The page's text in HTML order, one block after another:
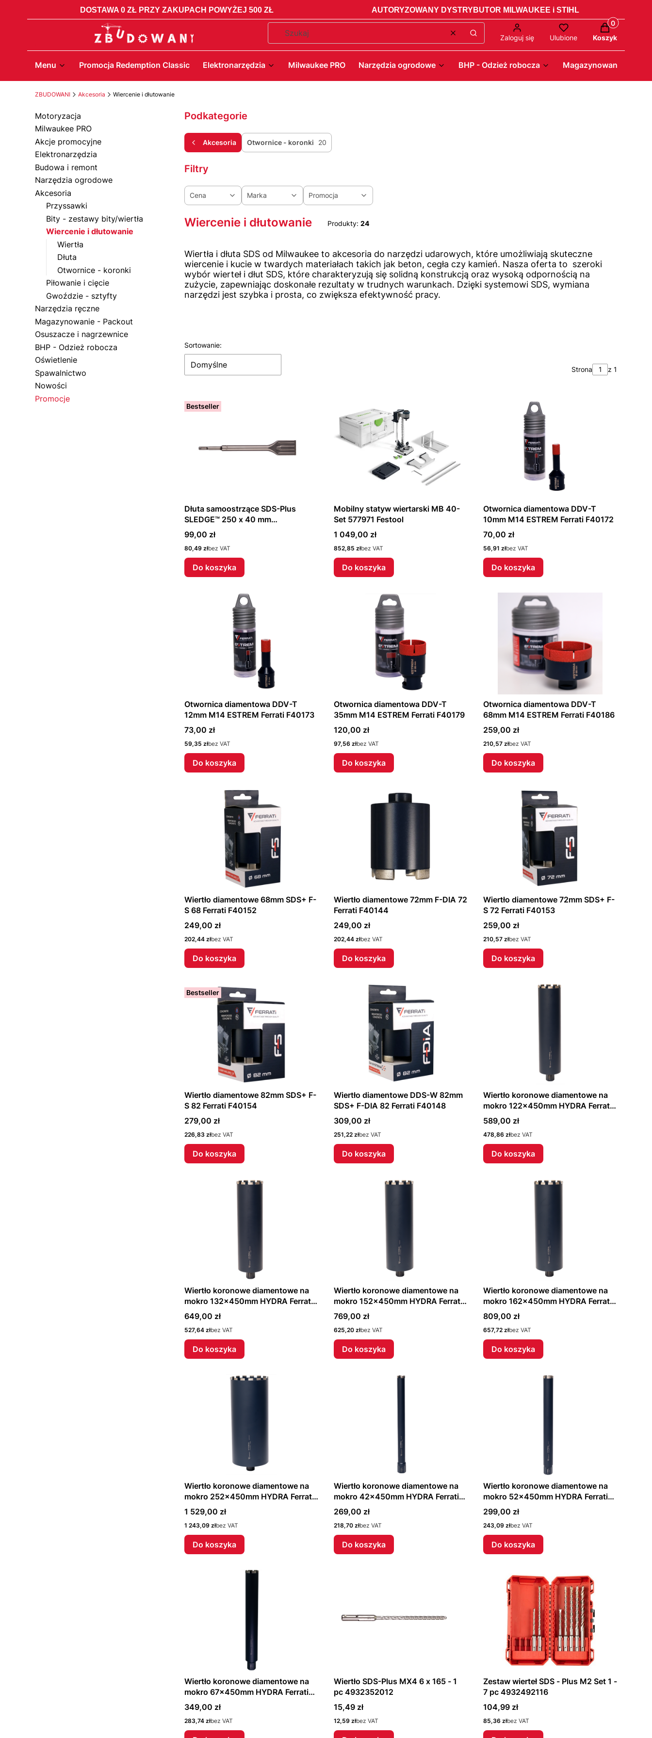
DOSTAWA 0 ZŁ PRZY ZAKUPACH POWYŻEJ 500 ZŁ AUTORYZOWANY DYSTRYBUTOR MILWAUKEE i STIHL
WyczyśćSzukaj Zaloguj się Ulubione
Produkty w
Koszyk
Menu Promocja Redemption Classic Elektronarzędzia Milwaukee PRO Narzędzia ogrodowe BHP - Odzież robocza Magazynowanie -
ZBUDOWANI Akcesoria Wiercenie i dłutowanie
Motoryzacja
Milwaukee PRO
Akcje promocyjne
Elektronarzędzia
Budowa i remont
Narzędzia ogrodowe
Akcesoria
Przyssawki
Bity - zestawy bity/wiertła
Wiercenie i dłutowanie
Wiertła
Dłuta
Otwornice - koronki
Piłowanie i cięcie
Gwoździe - sztyfty
Narzędzia ręczne
Magazynowanie - Packout
Osuszacze i nagrzewnice
BHP - Odzież robocza
Oświetlenie
Spawalnictwo
Nowości
Promocje
Podkategorie
Akcesoria Otwornice - koronki 20
Filtry
Cena Marka Promocja
Koniec filtrów
Wiercenie i dłutowanie Produkty: 24
Wiertła i dłuta SDS od Milwaukee to akcesoria do narzędzi udarowych, które umożliwiają skuteczne
wiercenie i kucie w twardych materiałach takich jak beton, cegła czy kamień. Nasza oferta to szeroki
wybór wierteł i dłut SDS, które charakteryzują się solidną konstrukcją oraz wysoką odpornością na
zużycie, zapewniając doskonałe rezultaty w trudnych warunkach. Dzięki systemowi SDS, wymiana
narzędzi jest szybka i prosta, co zwiększa efektywność pracy.
Lista produktów
Sortowanie:
Domyślne Strona z 1
Bestseller
Dłuta samoostrzące SDS-Plus
SLEDGE™ 250 x 40 mm
4932478264
Cena
99,00 zł
Cena
80,49 złbez VAT
Do koszyka
Mobilny statyw wiertarski MB 40-
Set 577971 Festool
Cena
1 049,00 zł
Cena
852,85 złbez VAT
Do koszyka
Otwornica diamentowa DDV-T
10mm M14 ESTREM Ferrati F40172
Cena
70,00 zł
Cena
56,91 złbez VAT
Do koszyka
Otwornica diamentowa DDV-T
12mm M14 ESTREM Ferrati F40173
Cena
73,00 zł
Cena
59,35 złbez VAT
Do koszyka
Otwornica diamentowa DDV-T
35mm M14 ESTREM Ferrati F40179
Cena
120,00 zł
Cena
97,56 złbez VAT
Do koszyka
Otwornica diamentowa DDV-T
68mm M14 ESTREM Ferrati F40186
Cena
259,00 zł
Cena
210,57 złbez VAT
Do koszyka
Wiertło diamentowe 68mm SDS+ F-
S 68 Ferrati F40152
Cena
249,00 zł
Cena
202,44 złbez VAT
Do koszyka
Wiertło diamentowe 72mm F-DIA 72
Ferrati F40144
Cena
249,00 zł
Cena
202,44 złbez VAT
Do koszyka
Wiertło diamentowe 72mm SDS+ F-
S 72 Ferrati F40153
Cena
259,00 zł
Cena
210,57 złbez VAT
Do koszyka
Bestseller
Wiertło diamentowe 82mm SDS+ F-
S 82 Ferrati F40154
Cena
279,00 zł
Cena
226,83 złbez VAT
Do koszyka
Wiertło diamentowe DDS-W 82mm
SDS+ F-DIA 82 Ferrati F40148
Cena
309,00 zł
Cena
251,22 złbez VAT
Do koszyka
Wiertło koronowe diamentowe na
mokro 122x450mm HYDRA Ferrati
F40512
Cena
589,00 zł
Cena
478,86 złbez VAT
Do koszyka
Wiertło koronowe diamentowe na
mokro 132x450mm HYDRA Ferrati
F40514
Cena
649,00 zł
Cena
527,64 złbez VAT
Do koszyka
Wiertło koronowe diamentowe na
mokro 152x450mm HYDRA Ferrati
F40516
Cena
769,00 zł
Cena
625,20 złbez VAT
Do koszyka
Wiertło koronowe diamentowe na
mokro 162x450mm HYDRA Ferrati
F40517
Cena
809,00 zł
Cena
657,72 złbez VAT
Do koszyka
Wiertło koronowe diamentowe na
mokro 252x450mm HYDRA Ferrati
F40522
Cena
1 529,00 zł
Cena
1 243,09 złbez VAT
Do koszyka
Wiertło koronowe diamentowe na
mokro 42x450mm HYDRA Ferrati
F40501
Cena
269,00 zł
Cena
218,70 złbez VAT
Do koszyka
Wiertło koronowe diamentowe na
mokro 52x450mm HYDRA Ferrati
F40502
Cena
299,00 zł
Cena
243,09 złbez VAT
Do koszyka
Wiertło koronowe diamentowe na
mokro 67x450mm HYDRA Ferrati
F40505
Cena
349,00 zł
Cena
283,74 złbez VAT
Wiertło SDS-Plus MX4 6 x 165 - 1
pc 4932352012
Cena
15,49 zł
Cena
12,59 złbez VAT
Zestaw wierteł SDS - Plus M2 Set 1 -
7 pc 4932492116
Cena
104,99 zł
Cena
85,36 złbez VAT